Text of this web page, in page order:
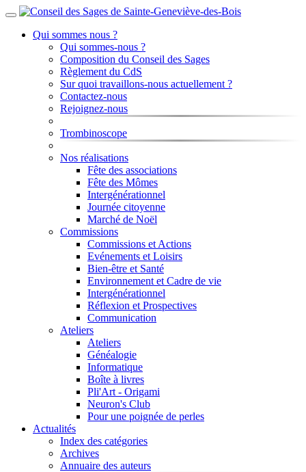
Qui sommes nous ?
Qui sommes-nous ?
Composition du Conseil des Sages
Règlement du CdS
Sur quoi travaillons-nous actuellement ?
Contactez-nous
Rejoignez-nous
Trombinoscope
Nos réalisations
Fête des associations
Fête des Mômes
Intergénérationnel
Journée citoyenne
Marché de Noël
Commissions
Commissions et Actions
Evénements et Loisirs
Bien-être et Santé
Environnement et Cadre de vie
Intergénérationnel
Réflexion et Prospectives
Communication
Ateliers
Ateliers
Généalogie
Informatique
Boîte à livres
Pli'Art - Origami
Neuron's Club
Pour une poignée de perles
Actualités
Index des catégories
Archives
Annuaire des auteurs